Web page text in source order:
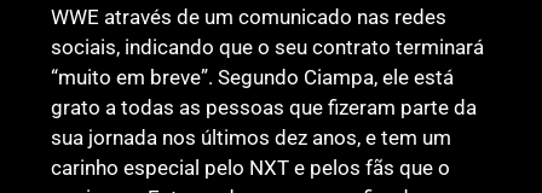
WWE através de um comunicado nas redes
sociais, indicando que o seu contrato terminará
“muito em breve”. Segundo Ciampa, ele está
grato a todas as pessoas que fizeram parte da
sua jornada nos últimos dez anos, e tem um
carinho especial pelo NXT e pelos fãs que o